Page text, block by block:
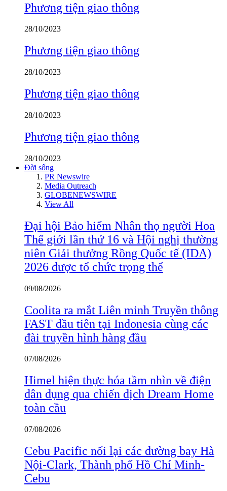
Phương tiện giao thông
28/10/2023
Phương tiện giao thông
28/10/2023
Phương tiện giao thông
28/10/2023
Phương tiện giao thông
28/10/2023
Đời sống
PR Newswire
Media Outreach
GLOBENEWSWIRE
View All
Đại hội Bảo hiểm Nhân thọ người Hoa
Thế giới lần thứ 16 và Hội nghị thường
niên Giải thưởng Rồng Quốc tế (IDA)
2026 được tổ chức trọng thể
09/08/2026
Coolita ra mắt Liên minh Truyền thông
FAST đầu tiên tại Indonesia cùng các
đài truyền hình hàng đầu
07/08/2026
Himel hiện thực hóa tầm nhìn về điện
dân dụng qua chiến dịch Dream Home
toàn cầu
07/08/2026
Cebu Pacific nối lại các đường bay Hà
Nội-Clark, Thành phố Hồ Chí Minh-
Cebu